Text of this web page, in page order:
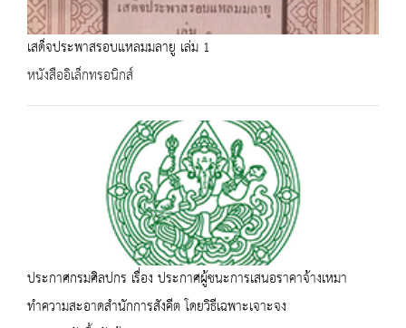
เสด็จประพาสรอบแหลมมลายู เล่ม 1
หนังสืออิเล็กทรอนิกส์
ประกาศกรมศิลปกร เรื่อง ประกาศผู้ชนะการเสนอราคาจ้างเหมา
ทำความสะอาดสำนักการสังคีต โดยวิธีเฉพาะเจาะจง